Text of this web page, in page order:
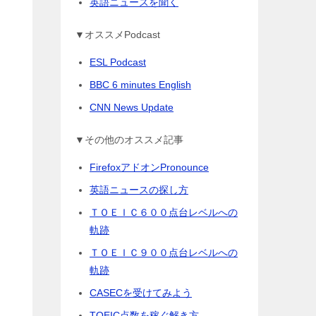
▼オススメPodcast
ESL Podcast
BBC 6 minutes English
CNN News Update
▼その他のオススメ記事
FirefoxアドオンPronounce
英語ニュースの探し方
ＴＯＥＩＣ６００点台レベルへの
軌跡
ＴＯＥＩＣ９００点台レベルへの
軌跡
CASECを受けてみよう